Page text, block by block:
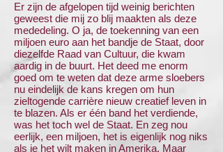
Er zijn de afgelopen tijd weinig berichten
geweest die mij zo blij maakten als deze
mededeling. O ja, de toekenning van een
miljoen euro aan het bandje de Staat, door
diezelfde Raad van Cultuur, die kwam
aardig in de buurt. Het deed me enorm
goed om te weten dat deze arme sloebers
nu eindelijk de kans kregen om hun
zieltogende carrière nieuw creatief leven in
te blazen. Als er één band het verdiende,
was het toch wel de Staat. En zeg nou
eerlijk, een miljoen, het is eigenlijk nog niks
als je het wilt maken in Amerika. Maar